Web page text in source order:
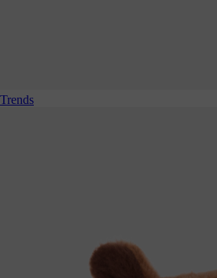
Trends